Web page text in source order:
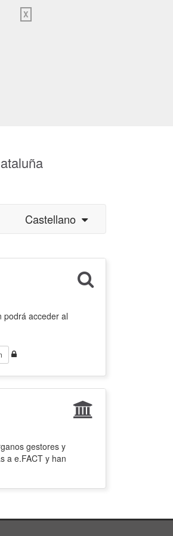
X
Castellano
podrá acceder al
gestores y
a e.FACT y han